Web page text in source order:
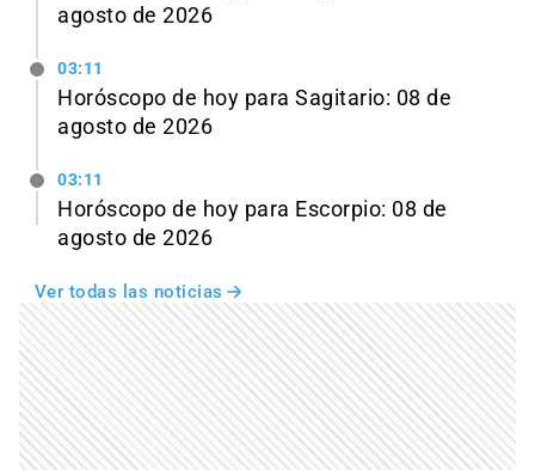
agosto de 2026
03:11
Horóscopo de hoy para Sagitario: 08 de
agosto de 2026
03:11
Horóscopo de hoy para Escorpio: 08 de
agosto de 2026
Ver todas las noticias